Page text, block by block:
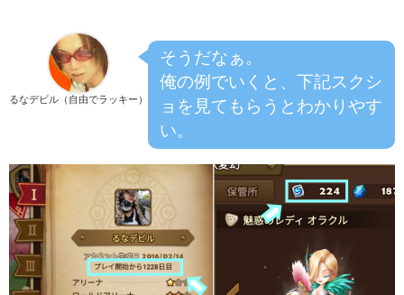
るなデビル（自由でラッキー）
そうだなぁ。
俺の例でいくと、下記スクシ
ョを見てもらうとわかりやす
い。